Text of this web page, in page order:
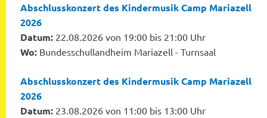
Abschlusskonzert des Kindermusik Camp Mariazell
2026
Datum: 22.08.2026 von 19:00 bis 21:00 Uhr
Wo: Bundesschullandheim Mariazell - Turnsaal
Abschlusskonzert des Kindermusik Camp Mariazell
2026
Datum: 23.08.2026 von 11:00 bis 13:00 Uhr